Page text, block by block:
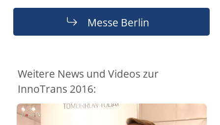
Messe Berlin
Weitere News und Videos zur
InnoTrans 2016: